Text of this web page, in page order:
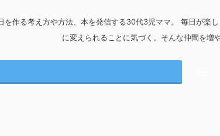
を作る考え方や方法、本を発信する30代3児ママ。 毎日が楽
に変えられることに気づく。そんな仲間を増